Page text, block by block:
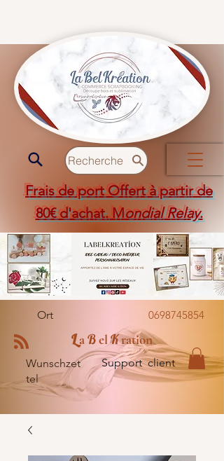
Recherche
Frais de port Offert à partir de
80€ d'achat. Mondial Relay.
Ort 0698745854
LaBelKration
Wunschzet
tel
Support client